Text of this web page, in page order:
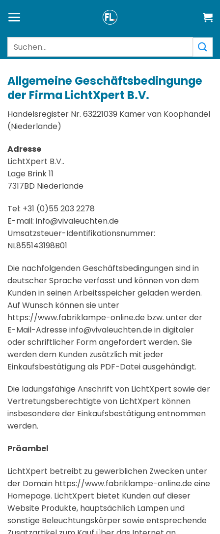
Inhalt
Suchen
Allgemeine Geschäftsbedingunge
der Firma LichtXpert B.V.
Handelsregister Nr. 63221039 Kamer van Koophandel
(Niederlande)
Adresse
LichtXpert B.V..
Lage Brink 11
7317BD Niederlande
Tel: +31 (0)55 203 2278
E-mail: info@vivaleuchten.de
Umsatzsteuer-Identifikationsnummer:
NL855143198B01
Die nachfolgenden Geschäftsbedingungen sind in
deutscher Sprache verfasst und können von dem
Kunden in seinen Arbeitsspeicher geladen werden.
Auf Wunsch können sie unter
https://www.fabriklampe-online.de bzw. unter der
E-Mail-Adresse info@vivaleuchten.de in digitaler
oder schriftlicher Form angefordert werden. Sie
werden dem Kunden zusätzlich mit jeder
Einkaufsbestätigung als PDF-Datei ausgehändigt.
Die ladungsfähige Anschrift von LichtXpert sowie der
Vertretungsberechtigte von LichtXpert können
insbesondere der Einkaufsbestätigung entnommen
werden.
Präambel
LichtXpert betreibt zu gewerblichen Zwecken unter
der Domain https://www.fabriklampe-online.de eine
Homepage. LichtXpert bietet Kunden auf dieser
Website Produkte, hauptsächlich Lampen und
sonstige Beleuchtungskörper sowie entsprechende